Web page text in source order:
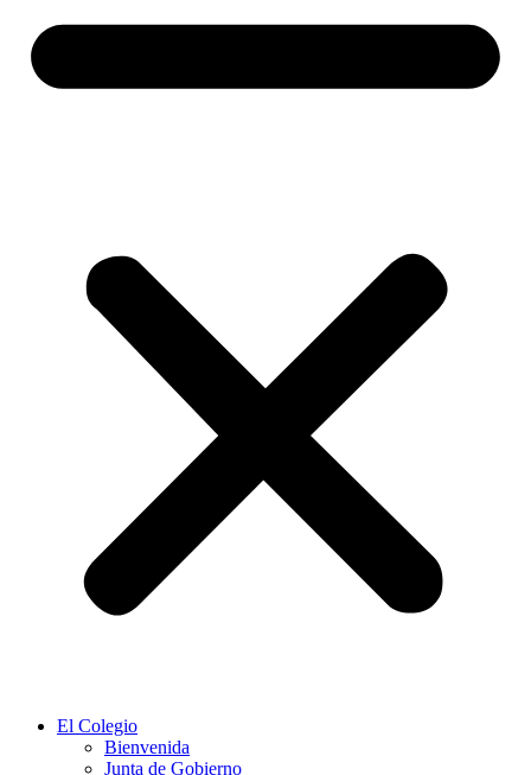
El Colegio
Bienvenida
Junta de Gobierno